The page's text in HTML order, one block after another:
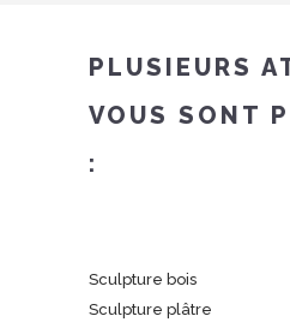
PLUSIEURS
VOUS SONT
:
Sculpture bois
Sculpture plâtre